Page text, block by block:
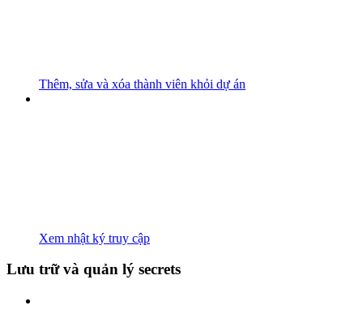
Thêm, sửa và xóa thành viên khỏi dự án
Xem nhật ký truy cập
Lưu trữ và quản lý secrets